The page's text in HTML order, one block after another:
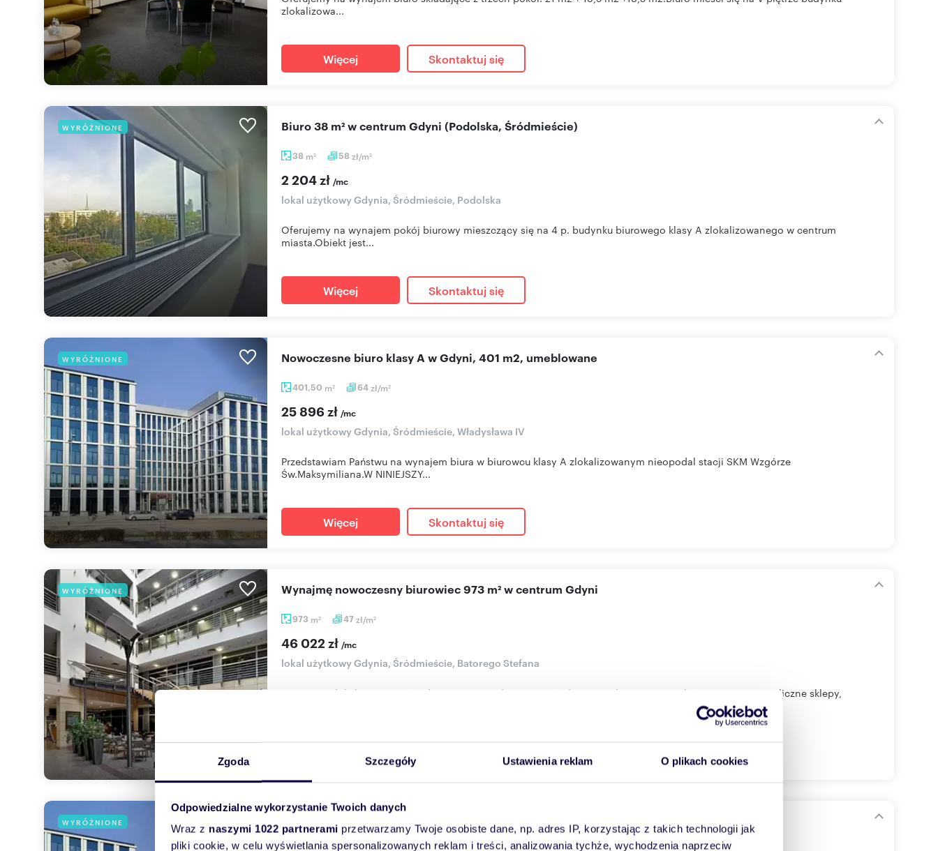
Zgoda Szczegóły Ustawienia reklam O plikach cookies
Odpowiedzialne wykorzystanie Twoich danych
Wraz z naszymi 1022 partnerami przetwarzamy Twoje osobiste dane, np. adres IP, korzystając z takich technologii jak
pliki cookie, w celu wyświetlania spersonalizowanych reklam i treści, analizowania tychże, wychodzenia naprzeciw
zlokalizowa...
Więcej Skontaktuj się
WYRÓŻNIONE
38 m2 58 zł/m2
Biuro 38 m² w centrum Gdyni (Podolska, Śródmieście)
2 204 zł /mc
lokal użytkowy Gdynia, Śródmieście, Podolska
Oferujemy na wynajem pokój biurowy mieszczący się na 4 p. budynku biurowego klasy A zlokalizowanego w centrum
miasta.Obiekt jest...
Więcej Skontaktuj się
WYRÓŻNIONE
401,50 m2 64zł/m2
Nowoczesne biuro klasy A w Gdyni, 401 m2, umeblowane
25 896 zł /mc
lokal użytkowy Gdynia, Śródmieście, Władysława IV
Przedstawiam Państwu na wynajem biura w biurowcu klasy A zlokalizowanym nieopodal stacji SKM Wzgórze
Św.Maksymiliana.W NINIEJSZY...
Więcej Skontaktuj się
WYRÓŻNIONE
973 m2 47zł/m2
Wynajmę nowoczesny biurowiec 973 m² w centrum Gdyni
46 022 zł /mc
lokal użytkowy Gdynia, Śródmieście, Batorego Stefana
Biurowiec zlokalizowany w ścisłym centrum Gdyni.Bezpośrednie sąsiedztwo przystanków ZKM oraz SKM, liczne sklepy,
Skontaktuj się
WYRÓŻNIONE
2 2